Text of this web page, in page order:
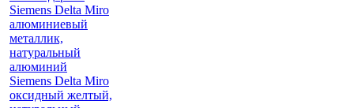
Siemens Delta Miro
алюминиевый
металлик,
натуральный
алюминий
Siemens Delta Miro
оксидный желтый,